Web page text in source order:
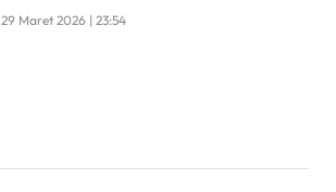
29 Maret 2026 | 23:54